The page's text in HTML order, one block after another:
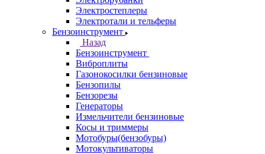
Электростеплеры
Электротали и тельферы
Бензоинструмент
Назад
Бензоинструмент
Виброплиты
Газонокосилки бензиновые
Бензопилы
Бензорезы
Генераторы
Измельчители бензиновые
Косы и триммеры
Мотобуры(бензобуры)
Мотокультиваторы